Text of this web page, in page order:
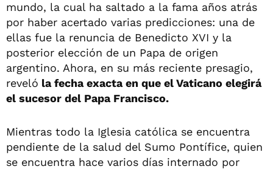
mundo, la cual ha saltado a la fama años atrás
por haber acertado varias predicciones: una de
ellas fue la renuncia de Benedicto XVI y la
posterior elección de un Papa de origen
argentino. Ahora, en su más reciente presagio,
reveló la fecha exacta en que el Vaticano elegirá
el sucesor del Papa Francisco.
Mientras todo la Iglesia católica se encuentra
pendiente de la salud del Sumo Pontífice, quien
se encuentra hace varios días internado por